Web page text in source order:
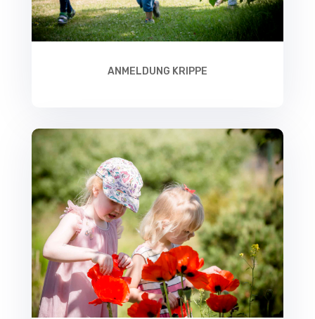
ANMELDUNG KRIPPE